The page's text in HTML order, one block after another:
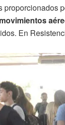
proporcionados
En